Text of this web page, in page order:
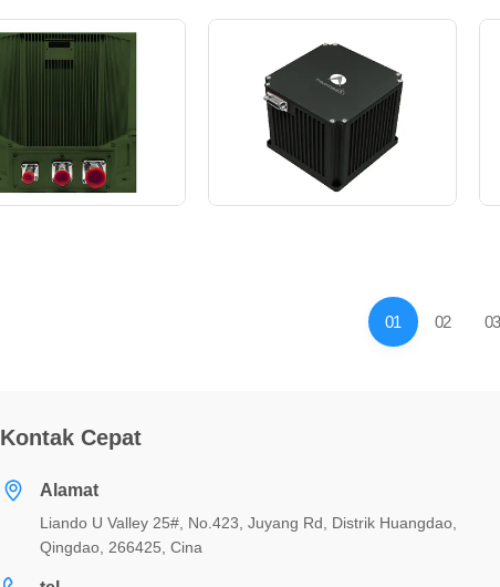
01 02 03
Kontak Cepat
Alamat
Liando U Valley 25#, No.423, Juyang Rd, Distrik Huangdao,
Qingdao, 266425, Cina